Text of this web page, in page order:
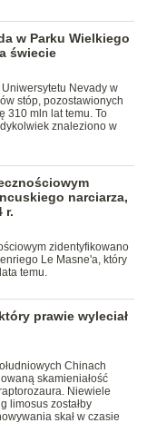
w Parku Wielkiego
świecie
Nevady w
stóp, pozostawionych
310 mln lat temu. To
znaleziono w
narciarza,
r.
zidentyfikowano
Le Masne'a, który
temu.
prawie wyleciał
Chinach
skamieniałość
Niewiele
limosus zostałby
skał w czasie